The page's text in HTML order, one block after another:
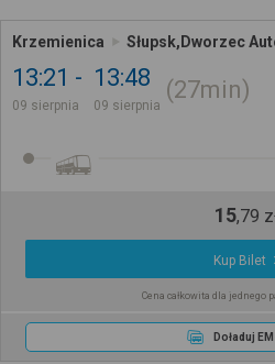
Krzemienica Słupsk,Dworzec
13:21
09 sierpnia
13:48
09 sierpnia
27min
15,79
Kup Bilet
Cena całkowita dla jednego
Doładuj